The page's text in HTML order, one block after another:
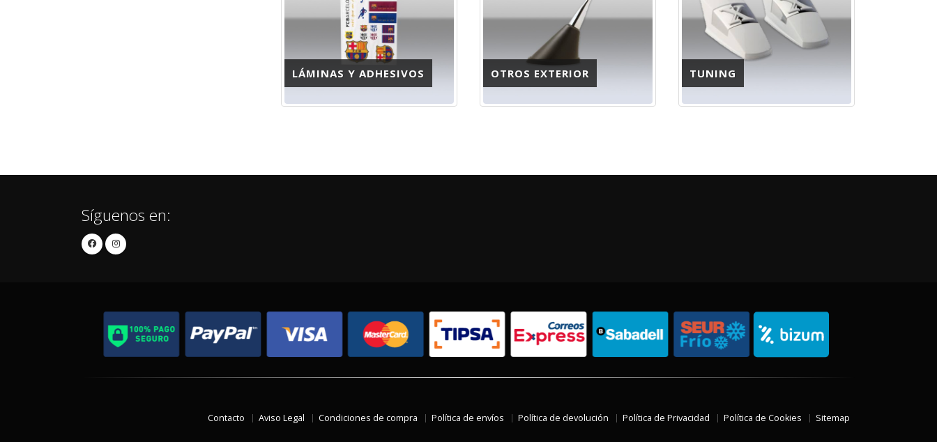
LÁMINAS Y ADHESIVOS OTROS EXTERIOR TUNING
Síguenos en:
Contacto Aviso Legal Condiciones de compra Política de envíos Política de devolución Política de Privacidad Política de Cookies Sitemap